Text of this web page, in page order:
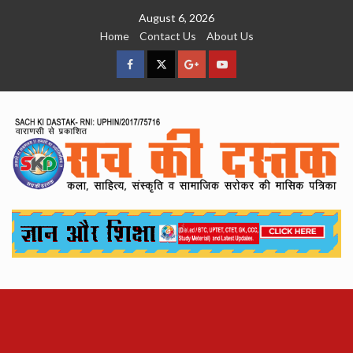
August 6, 2026
Home
Contact Us About Us
facebookTwitterGoogleYouTube